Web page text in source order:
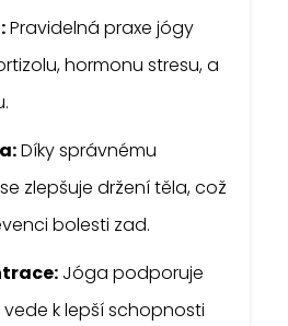
Pravidelná praxe jógy
hormonu stresu, a
Díky správnému
zlepšuje držení těla, což
bolesti zad.
Jóga podporuje
k lepší schopnosti